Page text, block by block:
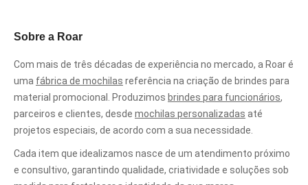
Sobre a Roar
Com mais de três décadas de experiência no mercado, a Roar é
uma fábrica de mochilas referência na criação de brindes para
material promocional. Produzimos brindes para funcionários,
parceiros e clientes, desde mochilas personalizadas até
projetos especiais, de acordo com a sua necessidade.
Cada item que idealizamos nasce de um atendimento próximo
e consultivo, garantindo qualidade, criatividade e soluções sob